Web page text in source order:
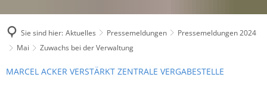
Sie sind hier: Aktuelles Pressemeldungen
Pressemeldungen 2024
Mai
Zuwachs bei der Verwaltung
MARCEL ACKER VERSTÄRKT ZENTRALE VERGABESTELLE